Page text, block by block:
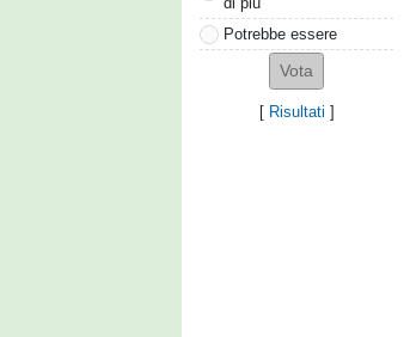
Potrebbe essere
[ Risultati ]